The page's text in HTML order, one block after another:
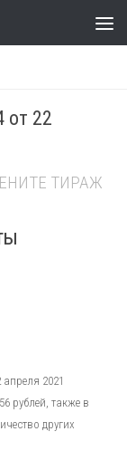
от 22
ТИРАЖ
2021
рублей, также в
других